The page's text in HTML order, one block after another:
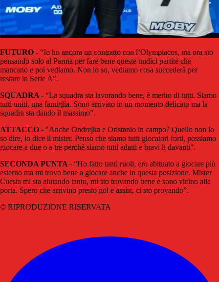
FUTURO - “Io ho ancora un contratto con l’Olympiacos, ma ora sto
pensando solo al Parma per fare bene queste undici partite che
mancano e poi vediamo. Non lo so, vediamo cosa succederà per
restare in Serie A”.
SQUADRA - “La squadra sta lavorando bene, è merito di tutti. Siamo
tutti uniti, una famiglia. Sono arrivato in un momento delicato ma la
squadra sta dando il massimo”.
ATTACCO - "Anche Ondrejka e Oristanio in campo? Quello non lo
so dire, lo dice il mister. Penso che siamo tutti giocatori forti, possiamo
giocare a due o a tre perché siamo tutti adatti e bravi li davanti”.
SECONDA PUNTA - “Ho fatto tanti ruoli, ero abituato a giocare più
esterno ma mi trovo bene a giocare anche in questa posizione. Mister
Cuesta mi sta aiutando tanto, mi sto trovando bene e sono vicino alla
porta. Spero che arrivino presto gol e assist, ci sto provando”.
© RIPRODUZIONE RISERVATA